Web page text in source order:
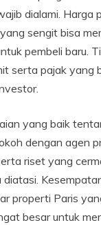
dialami. Harga
sengit bisa
pembeli baru.
serta pajak yang
yang baik
dengan agen
riset yang
properti Paris
besar untuk